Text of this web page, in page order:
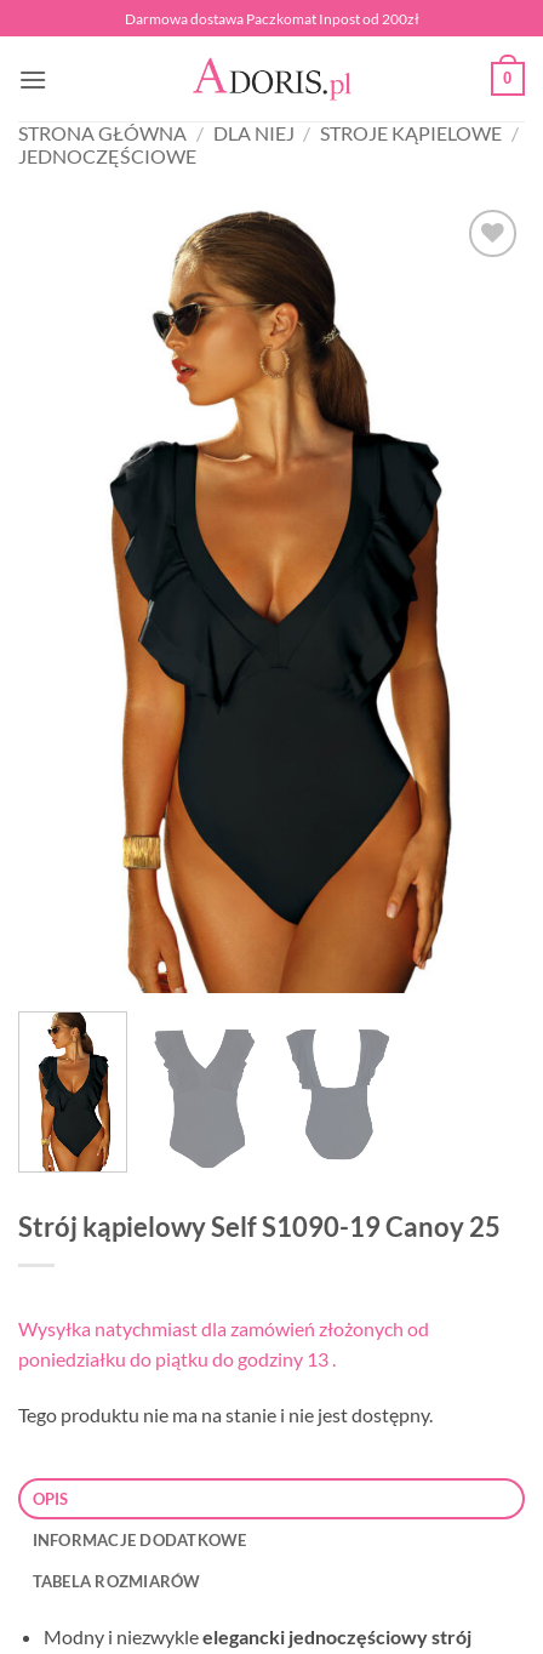
do
zawartości
Darmowa dostawa Paczkomat Inpost od 200zł
0
STRONA GŁÓWNA / DLA NIEJ / STROJE KĄPIELOWE /
JEDNOCZĘŚCIOWE
Strój kąpielowy Self S1090-19 Canoy 25
Wysyłka natychmiast dla zamówień złożonych od
poniedziałku do piątku do godziny 13 .
Tego produktu nie ma na stanie i nie jest dostępny.
OPIS
INFORMACJE DODATKOWE
TABELA ROZMIARÓW
Modny i niezwykleelegancki jednoczęściowy strój